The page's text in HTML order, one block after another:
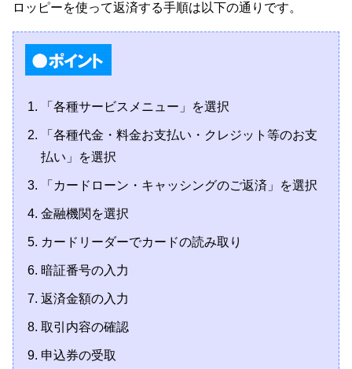
ロッピーを使って返済する手順は以下の通りです。
「各種サービスメニュー」を選択
「各種代金・料金お支払い・クレジット等のお支
払い」を選択
「カードローン・キャッシングのご返済」を選択
金融機関を選択
カードリーダーでカードの読み取り
暗証番号の入力
返済金額の入力
取引内容の確認
申込券の受取